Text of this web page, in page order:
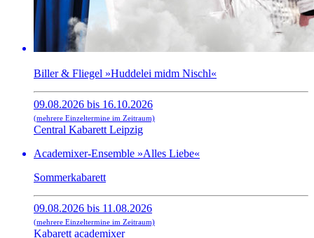
Biller & Fliegel »Huddelei midm Nischl«
09.08.2026 bis 16.10.2026
(mehrere Einzeltermine im Zeitraum)
Central Kabarett Leipzig
Academixer-Ensemble »Alles Liebe«
Sommerkabarett
09.08.2026 bis 11.08.2026
(mehrere Einzeltermine im Zeitraum)
Kabarett academixer